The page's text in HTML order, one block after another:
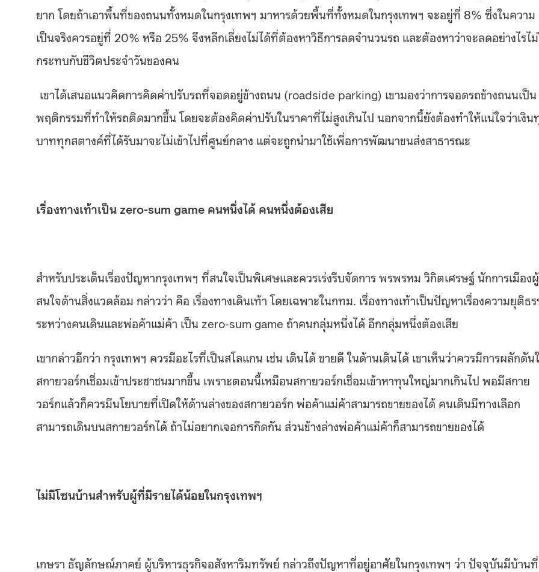
ยาก โดยถ้าเอาพื้นที่ของถนนทั้งหมดในกรุงเทพฯ มาหารด้วยพื้นที่ทั้งหมดในกรุงเทพฯ จะอยู่ที่ 8% ซึ่งในความ
เป็นจริงควรอยู่ที่ 20% หรือ 25% จึงหลีกเลี่ยงไม่ได้ที่ต้องหาวิธีการลดจำนวนรถ และต้องหาว่าจะลดอย่างไรไ
กระทบกับชีวิตประจำวันของคน
เขาได้เสนอแนวคิดการคิดค่าปรับรถที่จอดอยู่ข้างถนน (roadside parking) เขามองว่าการจอดรถข้างถนนเป็น
พฤติกรรมที่ทำให้รถติดมากขึ้น โดยจะต้องคิดค่าปรับในราคาที่ไม่สูงเกินไป นอกจากนี้ยังต้องทำให้แน่ใจว่าเงิน
บาททุกสตางค์ที่ได้รับมาจะไม่เข้าไปที่ศูนย์กลาง แต่จะถูกนำมาใช้เพื่อการพัฒนาขนส่งสาธารณะ
เรื่องทางเท้าเป็น zero-sum game คนหนึ่งได้ คนหนึ่งต้องเสีย
สำหรับประเด็นเรื่องปัญหากรุงเทพฯ ที่สนใจเป็นพิเศษและควรเร่งรีบจัดการ พรพรหม วิกิตเศรษฐ์ นักการเมืองผู้
สนใจด้านสิ่งแวดล้อม กล่าวว่า คือ เรื่องทางเดินเท้า โดยเฉพาะในกทม. เรื่องทางเท้าเป็นปัญหาเรื่องความยุติธ
ระหว่างคนเดินและพ่อค้าแม่ค้า เป็น zero-sum game ถ้าคนกลุ่มหนึ่งได้ อีกกลุ่มหนึ่งต้องเสีย
เขากล่าวอีกว่า กรุงเทพฯ ควรมีอะไรที่เป็นสโลแกน เช่น เดินได้ ขายดี ในด้านเดินได้ เขาเห็นว่าควรมีการผลักดัน
สกายวอร์กเชื่อมเข้าประชาชนมากขึ้น เพราะตอนนี้เหมือนสกายวอร์กเชื่อมเข้าหาทุนใหญ่มากเกินไป พอมีสกาย
วอร์กแล้วก็ควรมีนโยบายที่เปิดให้ด้านล่างของสกายวอร์ก พ่อค้าแม่ค้าสามารถขายของได้ คนเดินมีทางเลือก
สามารถเดินบนสกายวอร์กได้ ถ้าไม่อยากเจอการกีดกัน ส่วนข้างล่างพ่อค้าแม่ค้าก็สามารถขายของได้
ไม่มีโซนบ้านสำหรับผู้ที่มีรายได้น้อยในกรุงเทพฯ
เกษรา ธัญลักษณ์ภาคย์ ผู้บริหารธุรกิจอสังหาริมทรัพย์กล่าวถึงปัญหาที่อยู่อาศัยในกรุงเทพฯ ว่า ปัจจุบันมีบ้านที่